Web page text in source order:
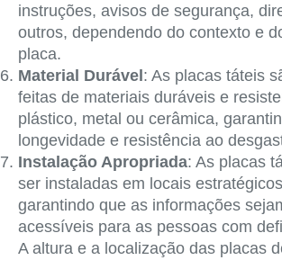
instruções, avisos de segurança,
outros, dependendo do contexto e
placa.
Material Durável : As placas táteis
feitas de materiais duráveis e
plástico, metal ou cerâmica,
longevidade e resistência ao
Instalação Apropriada: As placas
ser instaladas em locais
garantindo que as informações
acessíveis para as pessoas com
A altura e a localização das placas